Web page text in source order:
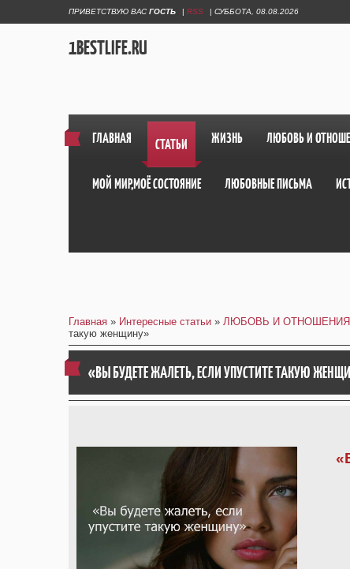
ПРИВЕТСТВУЮ ВАС ГОСТЬ | RSS | СУББОТА, 08.08.2026
1BESTLIFE.RU
ГЛАВНАЯ СТАТЬИ ЖИЗНЬ ЛЮБОВЬ И
МОЙ МИР,МОЁ СОСТОЯНИЕ ЛЮБОВНЫЕ ПИСЬМА
Главная » Интересные статьи » ЛЮБОВЬ И ОТНОШЕНИЯ
такую женщину»
«ВЫ БУДЕТЕ ЖАЛЕТЬ, ЕСЛИ УПУСТИТЕ ТАКУЮ